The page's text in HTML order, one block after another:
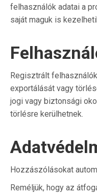
felhasználók adatai a
saját maguk is
Regisztrált
exportálását vagy
jogi vagy biztonsági
törlésre kerülhetnek.
Hozzászólásokat
Reméljük, hogy az